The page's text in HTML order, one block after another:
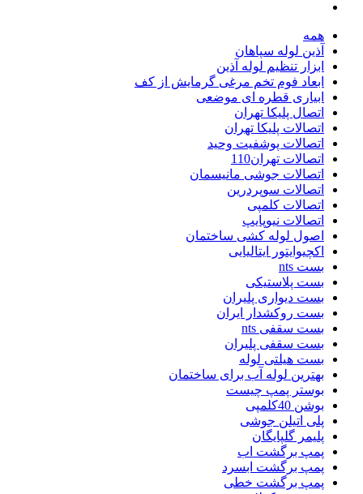
همه
آذین لوله سپاهان
ابزار تنظیم لوله آذین
ابعاد فوم تخم مرغی گرمایش از کف
ابیاری قطره ای موضعی
اتصال پلیکا تهران
اتصالات پلیکا تهران
اتصالات پوشفیت وحید
اتصالات تهران110
اتصالات جوشی مانیسمان
اتصالات سوپردرین
اتصالات کلمپی
اتصالات نیوپایپ
اصول لوله کشی ساختمان
اکچیوایتور ایتالیایی
بست nts
بست پلاستیکی
بست دیواری پلیران
بست روکشدار ایران
بست سقفی nts
بست سقفی پلیران
بست هیلتی لوله
بهترین لوله آب برای ساختمان
بوستر پمپ چیست
بوشن 40کلمپی
پلی اتیلن جوشی
پلیمر گلپایگان
پمپ برگشت اب
پمپ برگشت ابسرد
پمپ برگشت خطی